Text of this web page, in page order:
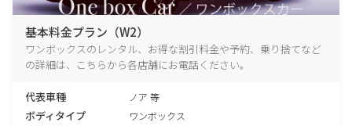
基本料金プラン（W2）
ワンボックスのレンタル、お得な割引料金や予約、乗り捨てなど
の詳細は、こちらから各店舗にお電話ください。
代表車種 ノア 等
ボディタイプ ワンボックス